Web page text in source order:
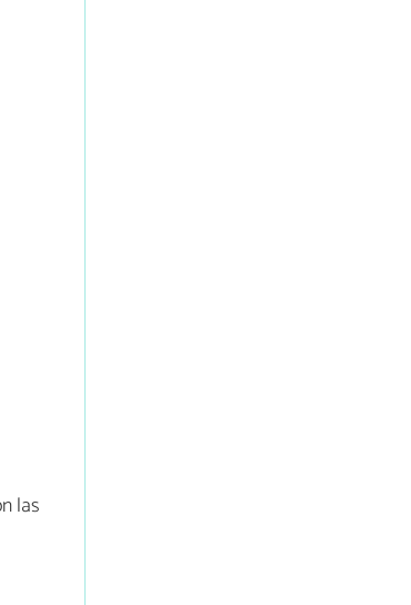
las